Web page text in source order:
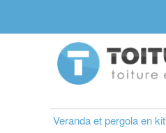
Veranda et pergola en kit